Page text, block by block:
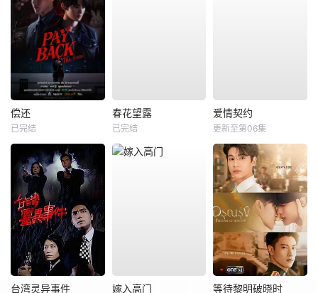
偿还
已完结
春花望露
已完结
爱情契约
更新至第06集
台湾灵异事件 嫁入高门 等待黎明破晓时